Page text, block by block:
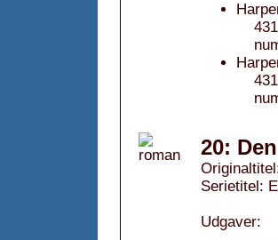
20:
Serietitel:
Udgaver: